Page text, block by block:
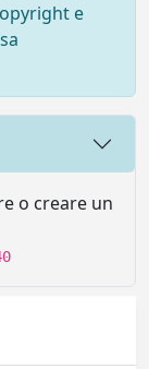
e
o creare un